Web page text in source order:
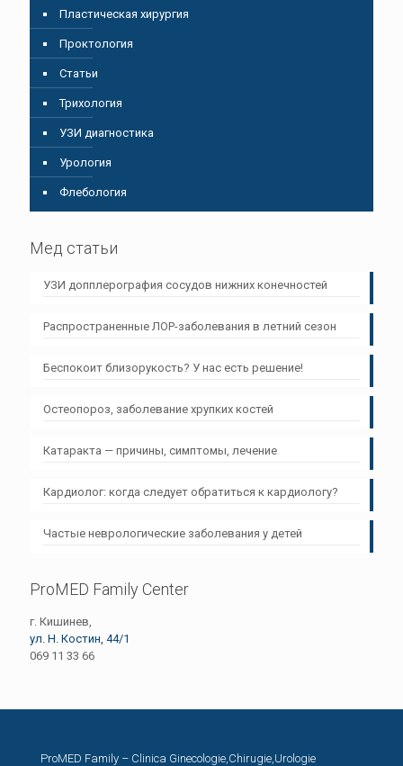
Пластическая хирургия
Проктология
Статьи
Трихология
УЗИ диагностика
Урология
Флебология
Мед статьи
УЗИ допплерография сосудов нижних конечностей
Распространенные ЛОР-заболевания в летний сезон
Беспокоит близорукость? У нас есть решение!
Остеопороз, заболевание хрупких костей
Катаракта — причины, симптомы, лечение
Кардиолог: когда следует обратиться к кардиологу?
Частые неврологические заболевания у детей
ProMED Family Center
г. Кишинев,
ул. Н. Костин, 44/1
069 11 33 66
ProMED Family – Clinica Ginecologie,Chirugie,Urologie